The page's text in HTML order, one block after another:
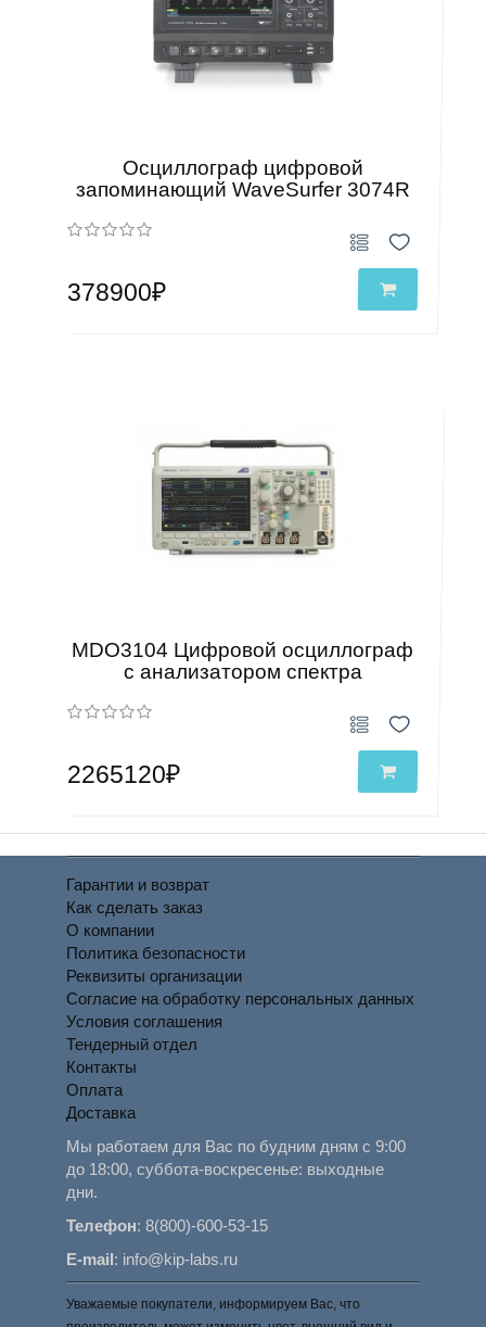
Осциллограф цифровой
запоминающий WaveSurfer 3074R
378900₽
MDO3104 Цифровой осциллограф
с анализатором спектра
2265120₽
Гарантии и возврат
Как сделать заказ
О компании
Политика безопасности
Реквизиты организации
Согласие на обработку персональных данных
Условия соглашения
Тендерный отдел
Контакты
Оплата
Доставка
Мы работаем для Вас по будним дням с 9:00
до 18:00, суббота-воскресенье: выходные
дни.
Телефон:8(800)-600-53-15
E-mail: info@kip-labs.ru
Уважаемые покупатели, информируем Вас, что